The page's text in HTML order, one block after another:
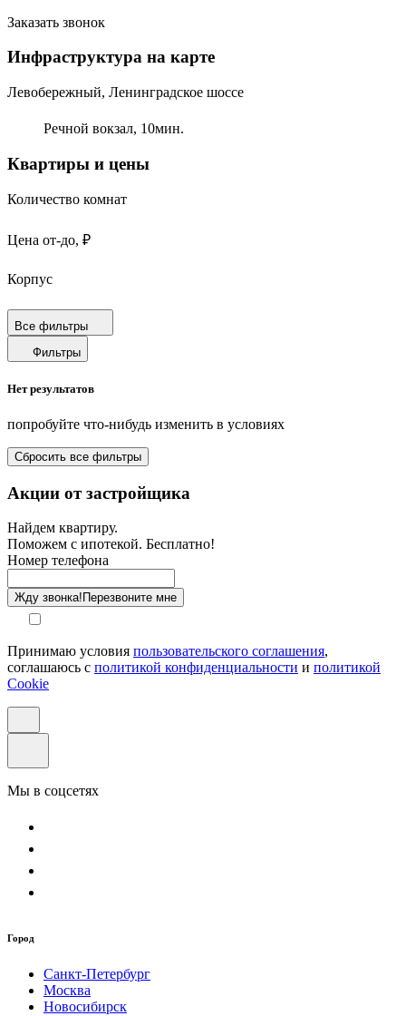
Заказать звонок
Инфраструктура на карте
Левобережный, Ленинградское шоссе
Речной вокзал, 10мин.
Квартиры и цены
Количество комнат
Цена от-до, ₽
Корпус
Срок сдачи
Площадь от-до, м²
Площадь кухни от-до, м²
Площадь балкона от-до, м²
Санузел
Этаж
Способ оплаты
Все фильтры
Фильтры
Нет результатов
попробуйте что-нибудь изменить в условиях
Сбросить все фильтры
Акции от застройщика
Найдем квартиру.
Поможем с ипотекой. Бесплатно!
Номер телефона
Жду звонка! Перезвоните мне
Принимаю условия пользовательского соглашения,
соглашаюсь с политикой конфиденциальности и политикой
Cookie
Мы в соцсетях
Город
Санкт-Петербург
Москва
Новосибирск